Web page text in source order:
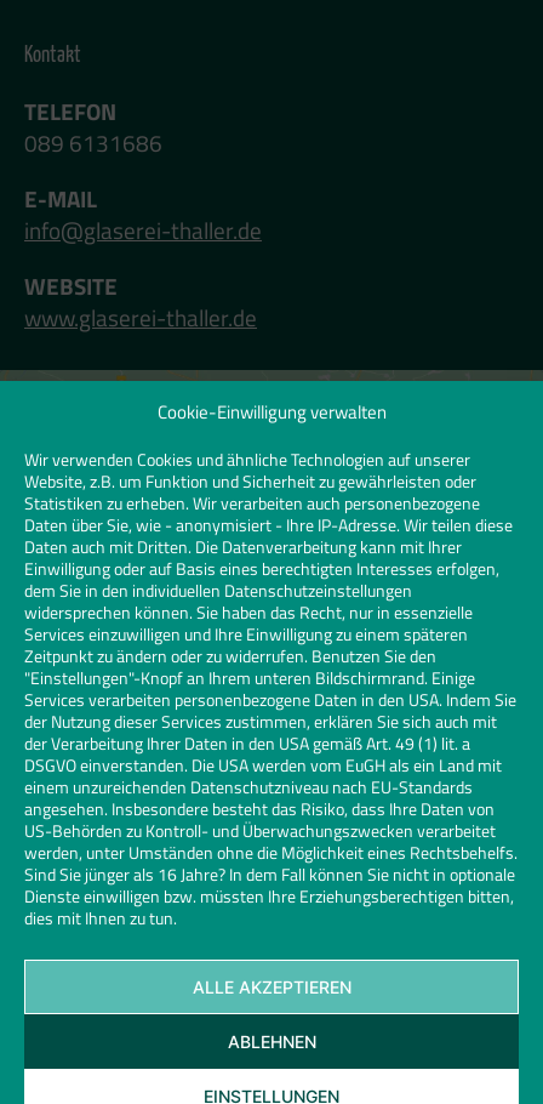
Cookie-Einwilligung verwalten
Wir verwenden Cookies und ähnliche Technologien auf unserer
Website, z.B. um Funktion und Sicherheit zu gewährleisten oder
Statistiken zu erheben. Wir verarbeiten auch personenbezogene
Daten über Sie, wie - anonymisiert - Ihre IP-Adresse. Wir teilen diese
Daten auch mit Dritten. Die Datenverarbeitung kann mit Ihrer
Einwilligung oder auf Basis eines berechtigten Interesses erfolgen,
dem Sie in den individuellen Datenschutzeinstellungen
widersprechen können. Sie haben das Recht, nur in essenzielle
Services einzuwilligen und Ihre Einwilligung zu einem späteren
Zeitpunkt zu ändern oder zu widerrufen. Benutzen Sie den
"Einstellungen"-Knopf an Ihrem unteren Bildschirmrand. Einige
Services verarbeiten personenbezogene Daten in den USA. Indem Sie
der Nutzung dieser Services zustimmen, erklären Sie sich auch mit
der Verarbeitung Ihrer Daten in den USA gemäß Art. 49 (1) lit. a
DSGVO einverstanden. Die USA werden vom EuGH als ein Land mit
einem unzureichenden Datenschutzniveau nach EU-Standards
angesehen. Insbesondere besteht das Risiko, dass Ihre Daten von
US-Behörden zu Kontroll- und Überwachungszwecken verarbeitet
werden, unter Umständen ohne die Möglichkeit eines Rechtsbehelfs.
Sind Sie jünger als 16 Jahre? In dem Fall können Sie nicht in optionale
Dienste einwilligen bzw. müssten Ihre Erziehungsberechtigen bitten,
dies mit Ihnen zu tun.
ALLE AKZEPTIEREN
ABLEHNEN
EINSTELLUNGEN
Kontakt
TELEFON
089 6131686
E-MAIL
info@glaserei-thaller.de
WEBSITE
www.glaserei-thaller.de
Klicken Sie hier, um Marketing-Cookies zu
akzeptieren und diesen Inhalt zu
aktivieren | Click to accept marketing
cookies and enable this content
Kontakt Datenschutz Impressum
Cookies
Glaserhandwerk | Links
© 2026 Bundesinnungsverband des Glaserhandwerks | Design und